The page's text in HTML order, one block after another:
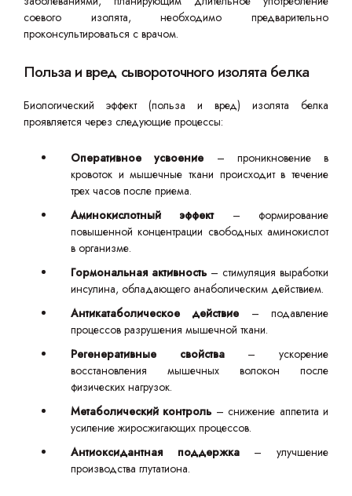
соевого изолята, необходимо предварительно
проконсультироваться с врачом.
Польза и вред сывороточного изолята белка
Биологический эффект (польза и вред) изолята белка
проявляется через следующие процессы:
Оперативное усвоение – проникновение в
кровоток и мышечные ткани происходит в течение
трех часов после приема.
Аминокислотный эффект– формирование
повышенной концентрации свободных аминокислот
в организме.
Гормональная активность – стимуляция выработки
инсулина, обладающего анаболическим действием.
Антикатаболическое действие – подавление
процессов разрушения мышечной ткани.
Регенеративные свойства– ускорение
восстановления мышечных волокон после
физических нагрузок.
Метаболический контроль – снижение аппетита и
усиление жиросжигающих процессов.
Антиоксидантная поддержка– улучшение
производства глутатиона.